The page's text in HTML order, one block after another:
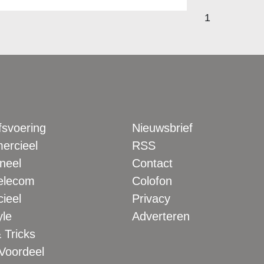
1
Tricks
Nieuwsbrief
RSS
Contact
Colofon
Privacy
Adverteren